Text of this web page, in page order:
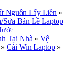
Nguồn Lấy Liền »
Sửa Bản Lề Laptop
Tại Nhà » Vệ
» Cài Win Laptop »